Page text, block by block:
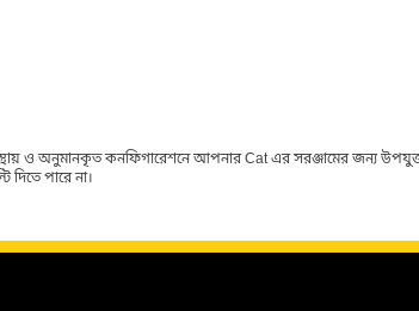
ও অনুমানকৃত কনফিগারেশনে আপনার Cat এর সরঞ্জামের জন্য
দিতে পারে না।